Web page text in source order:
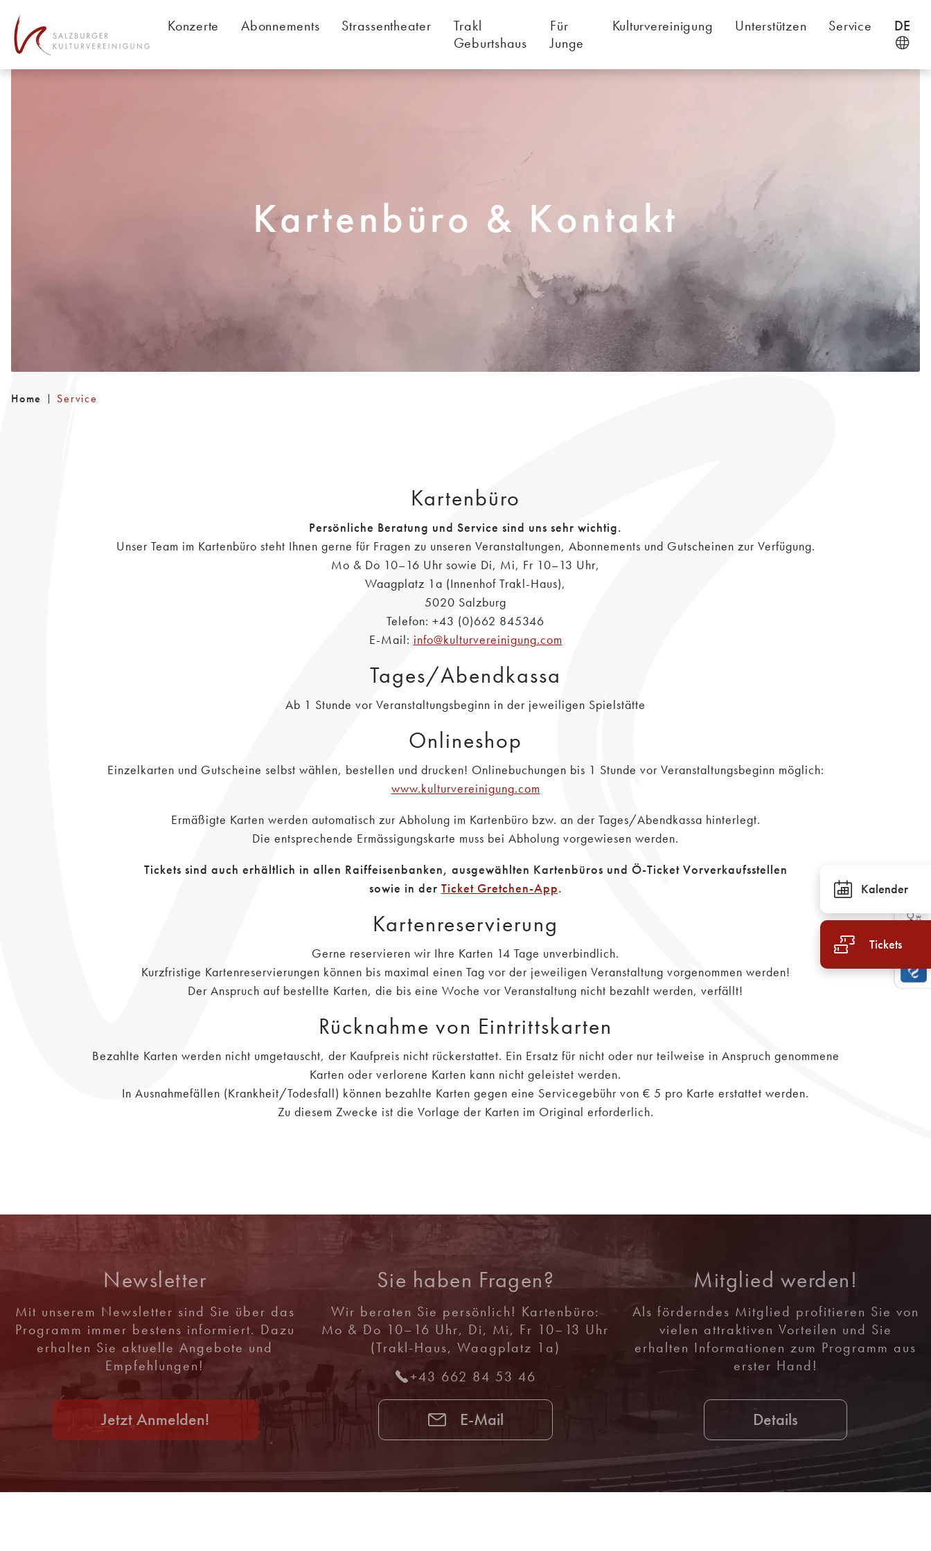
Konzerte Abonnements Strassentheater
Trakl
Geburtshaus
Für
Junge
Kulturvereinigung Unterstützen Service DE
Kartenbüro & Kontakt
Home Service
Kartenbüro
Persönliche Beratung und Service sind uns sehr wichtig.
Unser Team im Kartenbüro steht Ihnen gerne für Fragen zu unseren Veranstaltungen, Abonnements und Gutscheinen zur Verfügung.
Mo & Do 10–16 Uhr sowie Di, Mi, Fr 10–13 Uhr,
Waagplatz 1a (Innenhof Trakl-Haus),
5020 Salzburg
Telefon: +43 (0)662 845346
E-Mail: info@kulturvereinigung.com
Tages/Abendkassa
Ab 1 Stunde vor Veranstaltungsbeginn in der jeweiligen Spielstätte
Onlineshop
Einzelkarten und Gutscheine selbst wählen, bestellen und drucken! Onlinebuchungen bis 1 Stunde vor Veranstaltungsbeginn möglich:
www.kulturvereinigung.com
Ermäßigte Karten werden automatisch zur Abholung im Kartenbüro bzw. an der Tages/Abendkassa hinterlegt.
Die entsprechende Ermässigungskarte muss bei Abholung vorgewiesen werden.
Tickets sind auch erhältlich in allen Raiffeisenbanken, ausgewählten Kartenbüros und Ö-Ticket Vorverkaufsstellen
sowie in der Ticket Gretchen-App.
Kartenreservierung
Gerne reservieren wir Ihre Karten 14 Tage unverbindlich.
Kurzfristige Kartenreservierungen können bis maximal einen Tag vor der jeweiligen Veranstaltung vorgenommen werden!
Der Anspruch auf bestellte Karten, die bis eine Woche vor Veranstaltung nicht bezahlt werden, verfällt!
Rücknahme von Eintrittskarten
Bezahlte Karten werden nicht umgetauscht, der Kaufpreis nicht rückerstattet. Ein Ersatz für nicht oder nur teilweise in Anspruch genommene
Karten oder verlorene Karten kann nicht geleistet werden.
In Ausnahmefällen (Krankheit/Todesfall) können bezahlte Karten gegen eine Servicegebühr von € 5 pro Karte erstattet werden.
Zu diesem Zwecke ist die Vorlage der Karten im Original erforderlich.
Kalender
Tickets
Newsletter
Mit unserem Newsletter sind Sie über das
Programm immer bestens informiert. Dazu
erhalten Sie aktuelle Angebote und
Empfehlungen!
Jetzt Anmelden!
Sie haben Fragen?
Wir beraten Sie persönlich! Kartenbüro:
Mo & Do 10–16 Uhr, Di, Mi, Fr 10–13 Uhr
(Trakl-Haus, Waagplatz 1a)
+43 662 84 53 46
E-Mail
Mitglied werden!
Als förderndes Mitglied profitieren Sie von
vielen attraktiven Vorteilen und Sie
erhalten Informationen zum Programm aus
erster Hand!
Details